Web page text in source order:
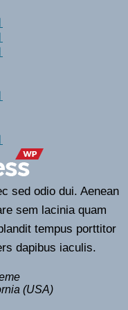
sed odio dui. Aenean
sem lacinia quam
tempus porttitor
dapibus iaculis.
(USA)